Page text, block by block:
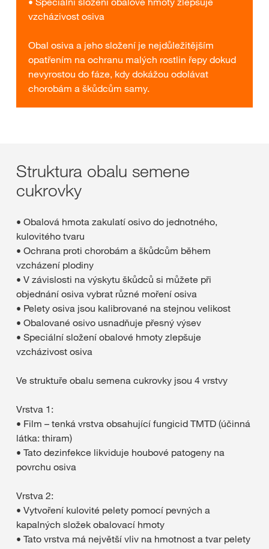
vzcházivost osiva
Obal osiva a jeho složení je nejdůležitějším
opatřením na ochranu malých rostlin řepy dokud
nevyrostou do fáze, kdy dokážou odolávat
chorobám a škůdcům samy.
Struktura obalu semene
cukrovky
• Obalová hmota zakulatí osivo do jednotného,
kulovitého tvaru
• Ochrana proti chorobám a škůdcům během
vzcházení plodiny
• V závislosti na výskytu škůdců si můžete při
objednání osiva vybrat různé moření osiva
• Pelety osiva jsou kalibrované na stejnou velikost
• Obalované osivo usnadňuje přesný výsev
• Speciální složení obalové hmoty zlepšuje
vzcházivost osiva
Ve struktuře obalu semena cukrovky jsou 4 vrstvy
Vrstva 1:
• Film – tenká vrstva obsahující fungicid TMTD (účinná
látka: thiram)
• Tato dezinfekce likviduje houbové patogeny na
povrchu osiva
Vrstva 2:
• Vytvoření kulovité pelety pomocí pevných a
kapalných složek obalovací hmoty
• Tato vrstva má největší vliv na hmotnost a tvar pelety